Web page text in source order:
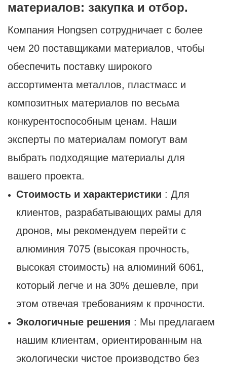
материалов: закупка и отбор.
Компания Hongsen сотрудничает с более
чем 20 поставщиками материалов, чтобы
обеспечить поставку широкого
ассортимента металлов, пластмасс и
композитных материалов по весьма
конкурентоспособным ценам. Наши
эксперты по материалам помогут вам
выбрать подходящие материалы для
вашего проекта.
Стоимость и характеристики : Для
клиентов, разрабатывающих рамы для
дронов, мы рекомендуем перейти с
алюминия 7075 (высокая прочность,
высокая стоимость) на алюминий 6061,
который легче и на 30% дешевле, при
этом отвечая требованиям к прочности.
Экологичные решения : Мы предлагаем
нашим клиентам, ориентированным на
экологически чистое производство без